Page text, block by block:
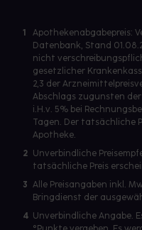
1
Apothekenabgabepreis:
Datenbank, Stand
nicht
gesetzlicher
2,3 der
Abschlags zugunsten der
i.H.v. 5% bei
Tagen. Der tatsächliche
Apotheke.
2 Unverbindliche
tatsächliche Preis
3 Alle Preisangaben inkl.
Bringdienst der
4 Unverbindliche Angabe.